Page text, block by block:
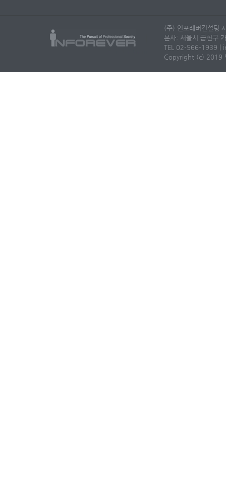
(주) 인포레버컨설팅
본사: 서울시 금천구
TEL 02-566-1939 |
Copyright (c) 2019